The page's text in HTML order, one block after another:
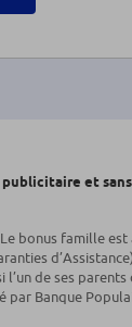
et
bonus famille
l’un de ses
par Banque